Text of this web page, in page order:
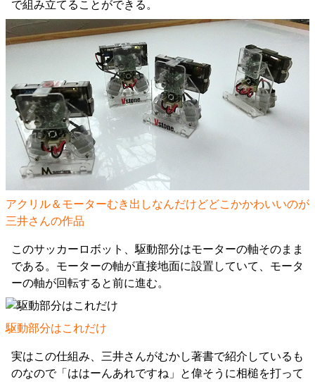
で組み立てることができる。
アクリル＆モーターむき出しなんだけどどこかかわいいのが
三井さんの作品
このサッカーロボット、駆動部分はモーターの軸そのまま
である。モーターの軸が直接地面に設置していて、モータ
ーの軸が回転すると前に進む。
駆動部分はこれだけ
実はこの仕組み、三井さんがむかし著書で紹介しているも
のなので「ははーんあれですね」と偉そうに相槌を打って